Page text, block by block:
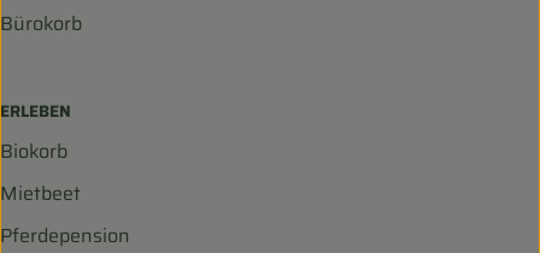
Bürokorb
ERLEBEN
Biokorb
Mietbeet
Pferdepension